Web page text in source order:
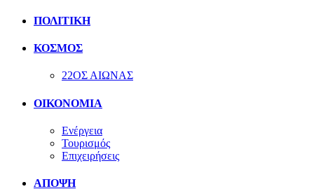
ΠΟΛΙΤΙΚΗ
ΚΟΣΜΟΣ
22ΟΣ ΑΙΩΝΑΣ
ΟΙΚΟΝΟΜΙΑ
Ενέργεια
Τουρισμός
Επιχειρήσεις
ΑΠΟΨΗ